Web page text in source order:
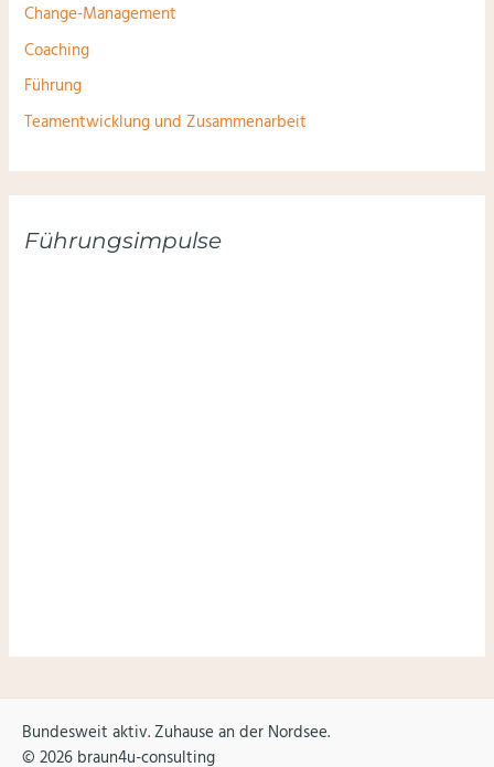
Change-Management
Coaching
Führung
Teamentwicklung und Zusammenarbeit
Führungsimpulse
Bundesweit aktiv. Zuhause an der Nordsee.
© 2026 braun4u-consulting